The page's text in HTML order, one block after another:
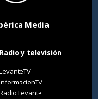
Media
Radio y televisión
LevanteTV
InformacionTV
Radio Levante